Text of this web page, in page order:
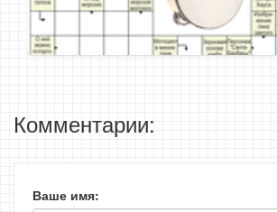
Комментарии:
Ваше имя: